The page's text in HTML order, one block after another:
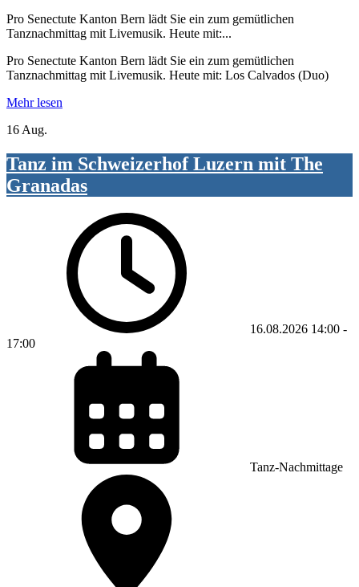
Pro Senectute Kanton Bern lädt Sie ein zum gemütlichen
Tanznachmittag mit Livemusik. Heute mit:...
Pro Senectute Kanton Bern lädt Sie ein zum gemütlichen
Tanznachmittag mit Livemusik. Heute mit: Los Calvados (Duo)
Mehr lesen
16 Aug.
Tanz im Schweizerhof Luzern mit The
Granadas
16.08.2026 14:00 -
17:00
Tanz-Nachmittage